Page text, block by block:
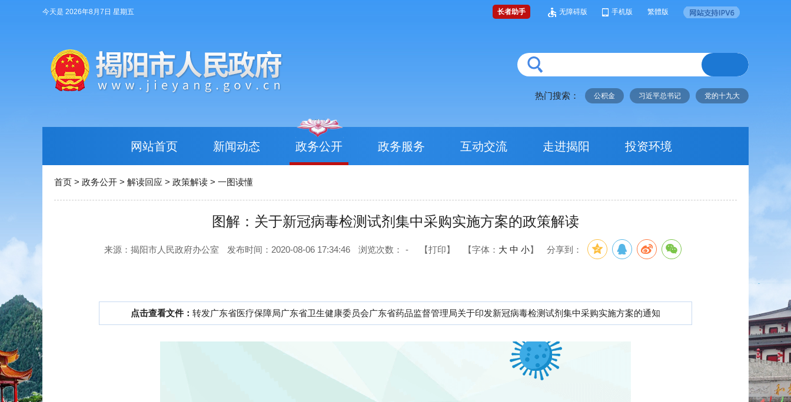
今天是 2026年8月7日 星期五 长者助手 无障碍版 手机版 繁體版
热门搜索： 公积金 习近平总书记 党的十九大
网站首页 新闻动态 政务公开 政务服务 互动交流 走进揭阳 投资环境
首页 > 政务公开 > 解读回应 > 政策解读 > 一图读懂
图解：关于新冠病毒检测试剂集中采购实施方案的政策解读
来源：揭阳市人民政府办公室 发布时间：2020-08-06 17:34:46 浏览次数： - 【打印】 【字体： 大 中 小】 分享到：
点击查看文件： 转发广东省医疗保障局广东省卫生健康委员会广东省药品监督管理局关于印发新冠病毒检测试剂集中采购实施方案的通知